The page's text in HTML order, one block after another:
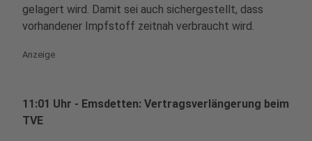
gelagert wird. Damit sei auch sichergestellt, dass
vorhandener Impfstoff zeitnah verbraucht wird.
Anzeige
11:01 Uhr - Emsdetten: Vertragsverlängerung beim
TVE